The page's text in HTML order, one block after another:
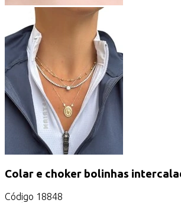
Colar e choker bolinhas
Código 18848